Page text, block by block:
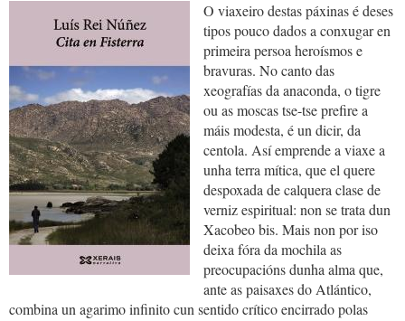
O viaxeiro destas páxinas é deses
tipos pouco dados a conxugar en
primeira persoa heroísmos e
bravuras. No canto das
xeografías da anaconda, o tigre
ou as moscas tse-tse prefire a
máis modesta, é un dicir, da
centola. Así emprende a viaxe a
unha terra mítica, que el quere
despoxada de calquera clase de
verniz espiritual: non se trata dun
Xacobeo bis. Mais non por iso
deixa fóra da mochila as
preocupacións dunha alma que,
ante as paisaxes do Atlántico,
combina un agarimo infinito cun sentido crítico encirrado polas